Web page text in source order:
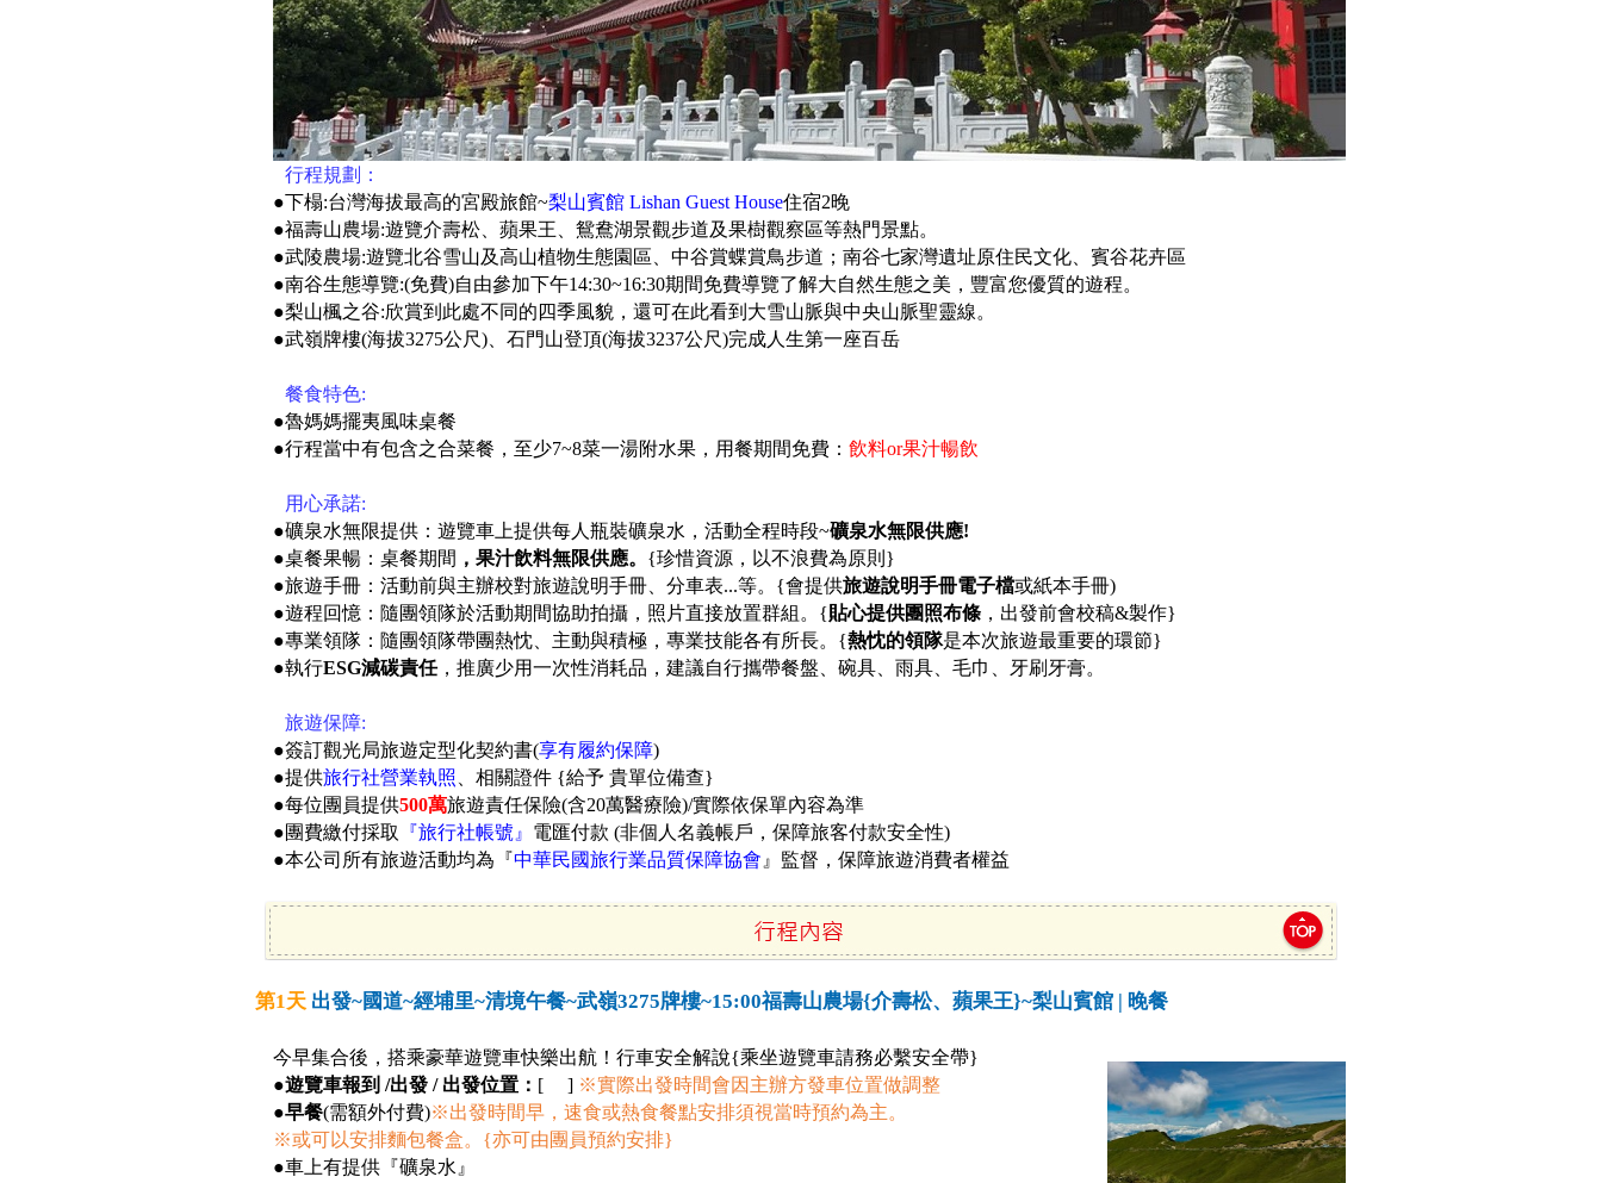
行程規劃：
●下榻:台灣海拔最高的宮殿旅館~梨山賓館 Lishan Guest House住宿2晚
●福壽山農場:遊覽介壽松、蘋果王、鴛鴦湖景觀步道及果樹觀察區等熱門景點。
●武陵農場:遊覽北谷雪山及高山植物生態園區、中谷賞蝶賞鳥步道；南谷七家灣遺址原住民文化、賓谷花卉區
●南谷生態導覽:(免費)自由參加下午14:30~16:30期間免費導覽了解大自然生態之美，豐富您優質的遊程。
●梨山楓之谷:欣賞到此處不同的四季風貌，還可在此看到大雪山脈與中央山脈聖靈線。
●武嶺牌樓(海拔3275公尺)、石門山登頂(海拔3237公尺)完成人生第一座百岳
餐食特色:
●魯媽媽擺夷風味桌餐
●行程當中有包含之合菜餐，至少7~8菜一湯附水果，用餐期間免費： 飲料or果汁暢飲
用心承諾:
●礦泉水無限提供：遊覽車上提供每人瓶裝礦泉水，活動全程時段~礦泉水無限供應!
●桌餐果暢：桌餐期間 ，果汁飲料無限供應。 {珍惜資源，以不浪費為原則}
●旅遊手冊：活動前與主辦校對旅遊說明手冊、分車表...等。 {會提供旅遊說明手冊電子檔或紙本手冊)
●遊程回憶：隨團領隊於活動期間協助拍攝，照片直接放置群組。{貼心提供團照布條 ，出發前會校稿&製作}
●專業領隊：隨團領隊帶團熱忱、主動與積極，專業技能各有所長。{熱忱的領隊是本次旅遊最重要的環節}
●執行ESG減碳責任，推廣少用一次性消耗品，建議自行攜帶餐盤、碗具、雨具、毛巾、牙刷牙膏。
旅遊保障:
●簽訂觀光局旅遊定型化契約書(享有履約保障)
●提供旅行社營業執照 、相關證件 {給予 貴單位備查}
●每位團員提供500萬旅遊責任保險(含20萬醫療險)/實際依保單內容為準
●團費繳付採取
『旅行社帳號』 電匯付款 (非個人名義帳戶，保障旅客付款安全性)
●本公司所有旅遊活動均為『中華民國旅行業品質保障協會 』監督，保障旅遊消費者權益
第1天 出發~國道~經埔里~清境午餐~武嶺3275牌樓~15:00福壽山農場{介壽松、蘋果王}~梨山賓館 | 晚餐
今早集合後，搭乘豪華遊覽車快樂出航！行車安全解說{乘坐遊覽車請務必繫安全帶}
●遊覽車報到 /出發 / 出發位置： [ ] ※實際出發時間會因主辦方發車位置做調整
●早餐(需額外付費)※出發時間早，速食或熱食餐點安排須視當時預約為主。
※或可以安排麵包餐盒。{亦可由團員預約安排}
●車上有提供『礦泉水』